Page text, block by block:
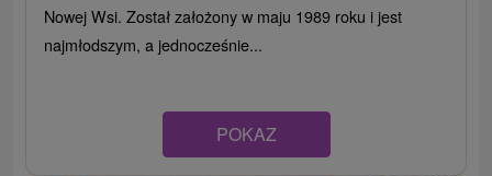
Nowej Wsi. Został założony w maju 1989 roku i jest
najmłodszym, a jednocześnie...
POKAZ